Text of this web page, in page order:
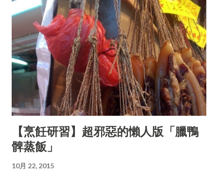
【烹飪研習】超邪惡的懶人版「臘鴨
髀蒸飯」
10月 22, 2015